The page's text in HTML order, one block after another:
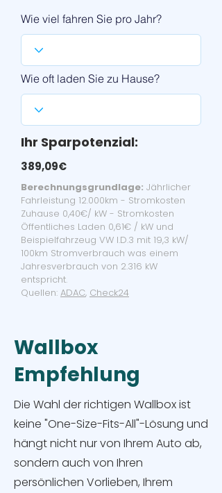
Wie viel fahren Sie pro Jahr?
Wie oft laden Sie zu Hause?
Ihr Sparpotenzial:
389,09€
Berechnungsgrundlage: Jährlicher
Fahrleistung 12.000km - Stromkosten
Zuhause 0,40€/ kW - Stromkosten
Öffentliches Laden 0,61€ / kW und
Beispielfahrzeug VW I.D.3 mit 19,3 kW/
100km Stromverbrauch was einem
Jahresverbrauch von 2.316 kW
entspricht.
Quellen: ADAC, Check24
Wallbox
Empfehlung
Die Wahl der richtigen Wallbox ist
keine "One-Size-Fits-All"-Lösung und
hängt nicht nur von Ihrem Auto ab,
sondern auch von Ihren
persönlichen Vorlieben, Ihrem